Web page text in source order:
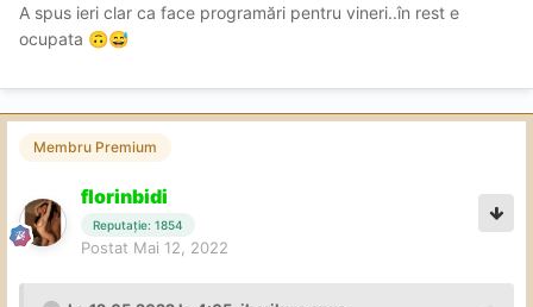
A spus ieri clar ca face programări pentru vineri..în rest e
ocupata 🙃😅
Membru Premium
florinbidi
Reputație: 1854
Postat Mai 12, 2022